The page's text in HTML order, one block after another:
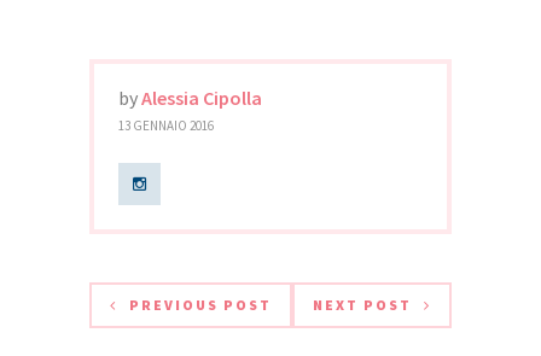
byAlessia Cipolla
13 GENNAIO 2016
PREVIOUS POST NEXT POST